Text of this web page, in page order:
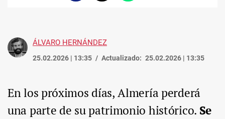
ÁLVARO HERNÁNDEZ
25.02.2026 | 13:35 Actualizado: 25.02.2026 | 13:35
En los próximos días, Almería perderá
una parte de su patrimonio histórico. Se